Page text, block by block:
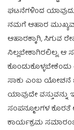
ಘಟನೆಗಳಿಂದ ಯಾವುದು
ನಮಗೆ ಆಹಾರ
ಆಹಾರಕ್ಕಾಗಿ, ಸಿಗುವ
ನಿಲ್ಲಬೇಕಾಗಿರಲಿಲ್ಲ.
ಸಾಕು ಎಂಬ ಯೋಚನೆ
ಯಾವುದೇ
ಸಂಪನ್ಮೂಲಗಳ ಕೊರತೆ
ಕಾರ್ಯಕ್ರಮ